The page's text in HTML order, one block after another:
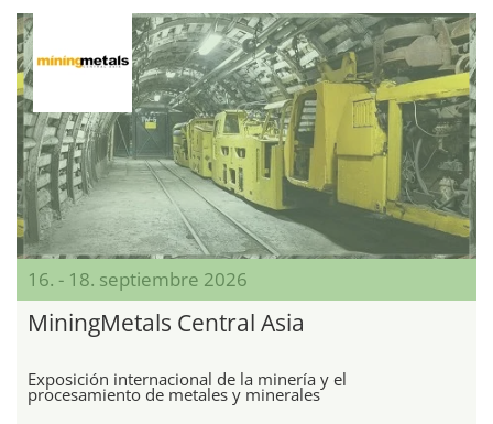
16. - 18. septiembre 2026
MiningMetals Central Asia
Exposición internacional de la minería y el
procesamiento de metales y minerales